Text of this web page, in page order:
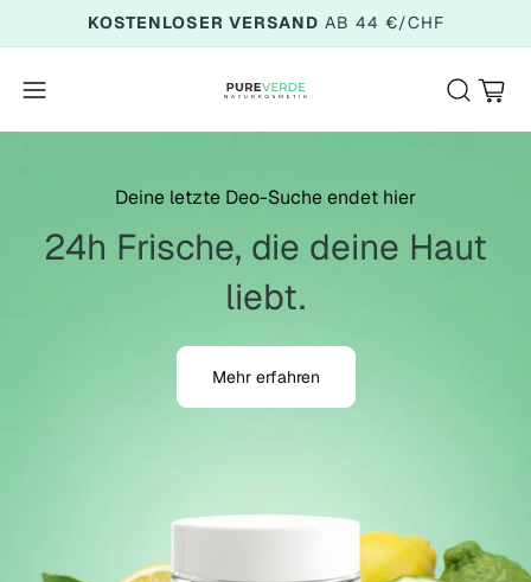
KOSTENLOSER VERSAND AB 44 €/CHF
Deine letzte Deo-Suche endet hier
24h Frische, die deine Haut
liebt.
Mehr erfahren